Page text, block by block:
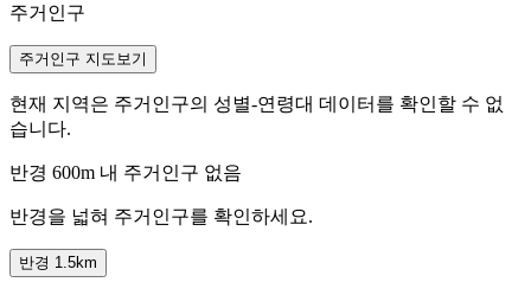
주거인구
주거인구 지도보기
현재 지역은 주거인구의 성별-연령대 데이터를 확인할 수 없
습니다.
반경 600m 내 주거인구 없음
반경을 넓혀 주거인구를 확인하세요.
반경 1.5km